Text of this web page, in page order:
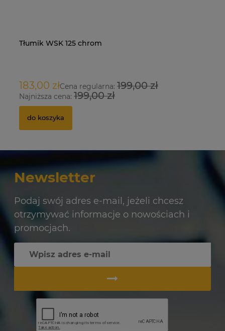
Tłumik WSK 125 chrom
183,00 złCena regularna: 199,00 zł
Najniższa cena: 199,00 zł
do koszyka
Newsletter
Podaj swój adres e-mail, jeżeli chcesz
otrzymywać informacje o nowościach i
promocjach.